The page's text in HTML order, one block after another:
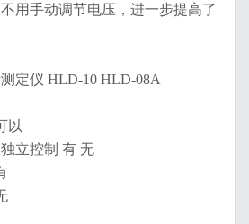
用手动调节电压，进一步提高了
定仪 HLD-10 HLD-08A
以
立控制 有 无